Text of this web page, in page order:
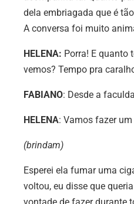
dela embriagada que é
A conversa foi muito
HELENA: Porra! E quanto
vemos? Tempo pra
FABIANO: Desde a
HELENA: Vamos fazer um
(brindam)
Esperei ela fumar uma
voltou, eu disse que